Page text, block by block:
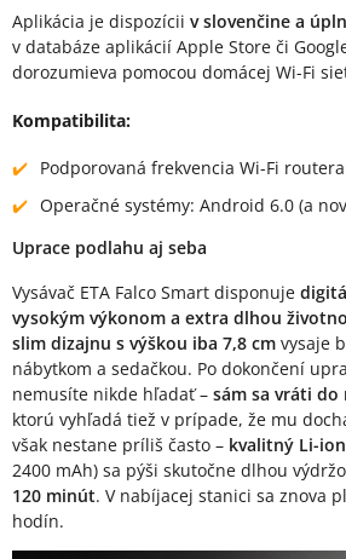
Aplikácia je dispozícii v slovenčine a
v databáze aplikácií Apple Store či
dorozumieva pomocou domácej Wi-Fi
Kompatibilita:
Podporovaná frekvencia Wi-Fi
Operačné systémy: Android 6.0 (a
Uprace podlahu aj seba
Vysávač ETA Falco Smart disponuje
vysokým výkonom a extra dlhou
slim dizajnu s výškou iba 7,8 cm vysaje
nábytkom a sedačkou. Po dokončení
nemusíte nikde hľadať – sám sa vráti do
ktorú vyhľadá tiež v prípade, že mu
však nestane príliš často – kvalitný Li-
2400 mAh) sa pýši skutočne dlhou
120 minút. V nabíjacej stanici sa znova
hodín.